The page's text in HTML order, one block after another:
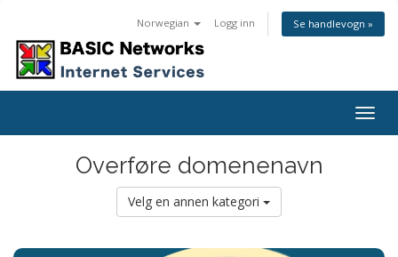
Norwegian Logg inn Se handlevogn »
Overføre domenenavn
Velg en annen kategori